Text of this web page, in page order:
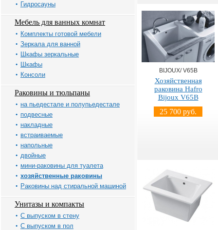
Гидросауны
Мебель для ванных комнат
Комплекты готовой мебели
Зеркала для ванной
Шкафы зеркальные
Шкафы
Консоли
Раковины и тюльпаны
на пьедестале и полупьедестале
подвесные
накладные
встраиваемые
напольные
двойные
мини-раковины для туалета
хозяйственные раковины
Раковины над стиральной машиной
Унитазы и компакты
С выпуском в стену
С выпуском в пол
BIJOUX/ V65B
Хозяйственная
раковина Hafro
Bijoux V65B
25 700 руб.